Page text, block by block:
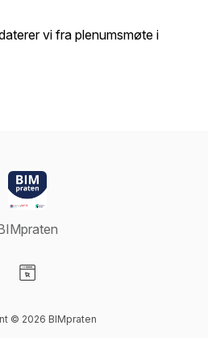
vi fra plenumsmøte i
© 2026 BIMpraten